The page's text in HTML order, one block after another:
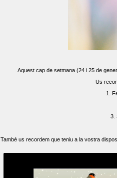
Aquest cap de setmana (24 i 25 de
Us
1.
3.
També us recordem que teniu a la vostra